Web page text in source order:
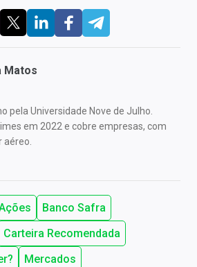
Matos
pela Universidade Nove de Julho.
em 2022 e cobre empresas, com
aéreo.
Banco Safra
Carteira Recomendada
Mercados